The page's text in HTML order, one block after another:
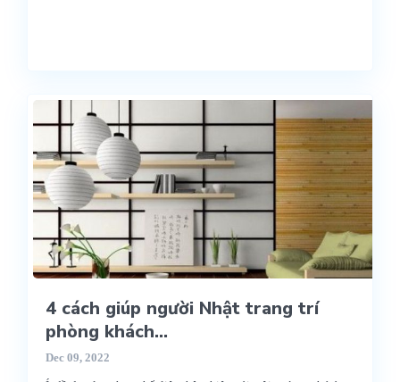
4 cách giúp người Nhật trang trí
phòng khách...
Dec 09, 2022